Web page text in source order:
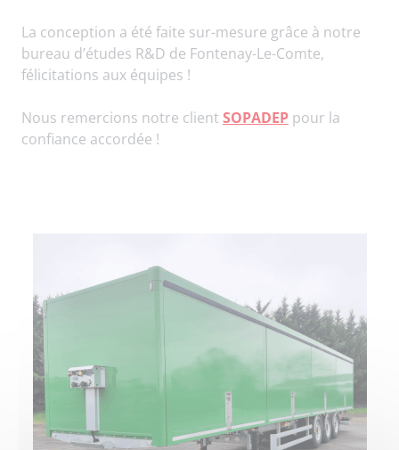
La conception a été faite sur-mesure grâce à notre
bureau d’études R&D de Fontenay-Le-Comte,
félicitations aux équipes !
Nous remercions notre client SOPADEPpour la
confiance accordée !